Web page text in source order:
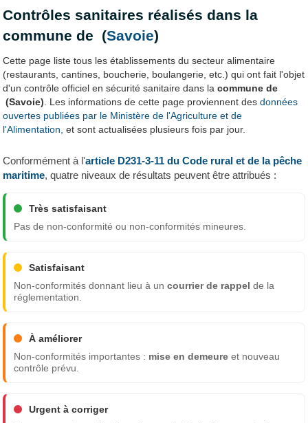
Contrôles sanitaires réalisés dans la
commune de (Savoie)
Cette page liste tous les établissements du secteur alimentaire
(restaurants, cantines, boucherie, boulangerie, etc.) qui ont fait l'objet
d'un contrôle officiel en sécurité sanitaire dans lacommune de
(Savoie) . Les informations de cette page proviennent desdonnées
ouvertes publiées par le Ministère de l'Agriculture et de
l'Alimentation, et sont actualisées plusieurs fois par jour.
Conformément à l'article D231-3-11 du Code rural et de la pêche
maritime, quatre niveaux de résultats peuvent être attribués :
Très satisfaisant
Pas de non-conformité ou non-conformités mineures.
Satisfaisant
Non-conformités donnant lieu à uncourrier de rappel de la
réglementation.
À améliorer
Non-conformités importantes : mise en demeure et nouveau
contrôle prévu.
Urgent à corriger